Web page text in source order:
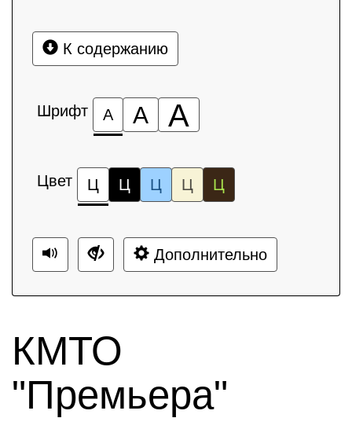
К содержанию
Шрифт А А А
Цвет Ц Ц Ц Ц Ц
Дополнительно
КМТО
"Премьера"